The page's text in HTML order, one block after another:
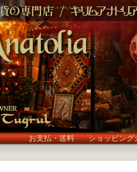
お支払・送料
ショッピング